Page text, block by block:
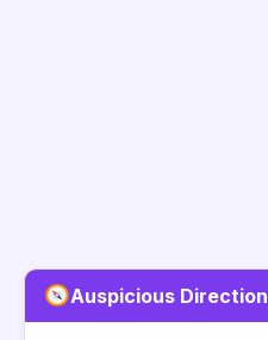
Auspicious Direction